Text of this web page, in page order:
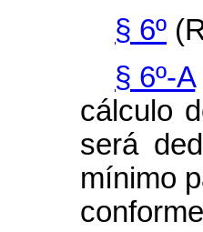
§ 6º
§ 6º-A
cálculo
será
mínimo